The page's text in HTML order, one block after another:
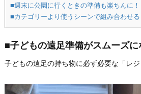
■週末に公園に行くときの準備も楽ちんに！
■カテゴリーより使うシーンで組み合わせる
■子どもの遠足準備がスムーズに
子どもの遠足の持ち物に必ず必要な「レジ